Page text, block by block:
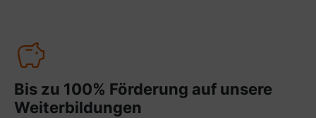
Bis zu 100% Förderung auf unsere
Weiterbildungen